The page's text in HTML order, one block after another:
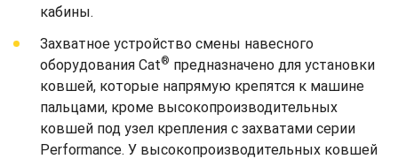
кабины.
Захватное устройство смены навесного
оборудования Cat® предназначено для установки
ковшей, которые напрямую крепятся к машине
пальцами, кроме высокопроизводительных
ковшей под узел крепления с захватами серии
Performance. У высокопроизводительных ковшей